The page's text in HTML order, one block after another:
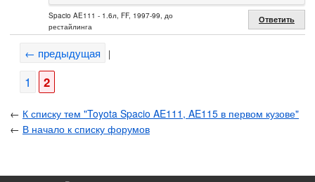
Spacio AE111 - 1.6л, FF, 1997-99, до
рестайлинга
Ответить
← предыдущая |
1 2
← К списку тем "Toyota Spacio AE111, AE115 в первом кузове"
← В начало к списку форумов